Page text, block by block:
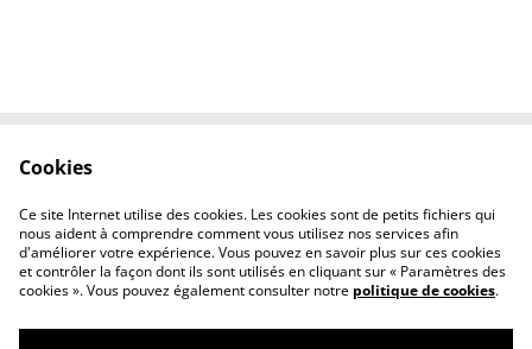
Contactez-nous
Politique de
confidentialité
Politique de
cookies
Cookies
Ce site Internet utilise des cookies. Les cookies sont de petits fichiers qui
nous aident à comprendre comment vous utilisez nos services afin
d'améliorer votre expérience. Vous pouvez en savoir plus sur ces cookies
et contrôler la façon dont ils sont utilisés en cliquant sur « Paramètres des
cookies ». Vous pouvez également consulter notre politique de cookies.